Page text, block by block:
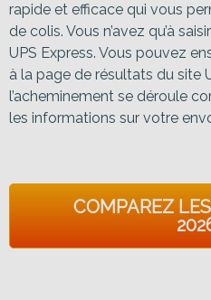
rapide et efficace qui vous
de colis. Vous n’avez qu’à
UPS Express. Vous pouvez
à la page de résultats du site
l’acheminement se déroule
les informations sur votre
COMPAREZ